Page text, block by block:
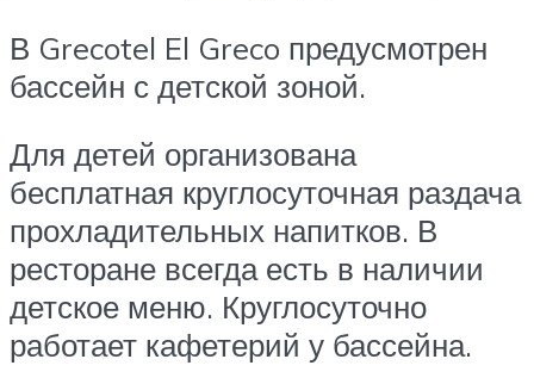
В Grecotel El Greco предусмотрен
бассейн с детской зоной.
Для детей организована
бесплатная круглосуточная раздача
прохладительных напитков. В
ресторане всегда есть в наличии
детское меню. Круглосуточно
работает кафетерий у бассейна.